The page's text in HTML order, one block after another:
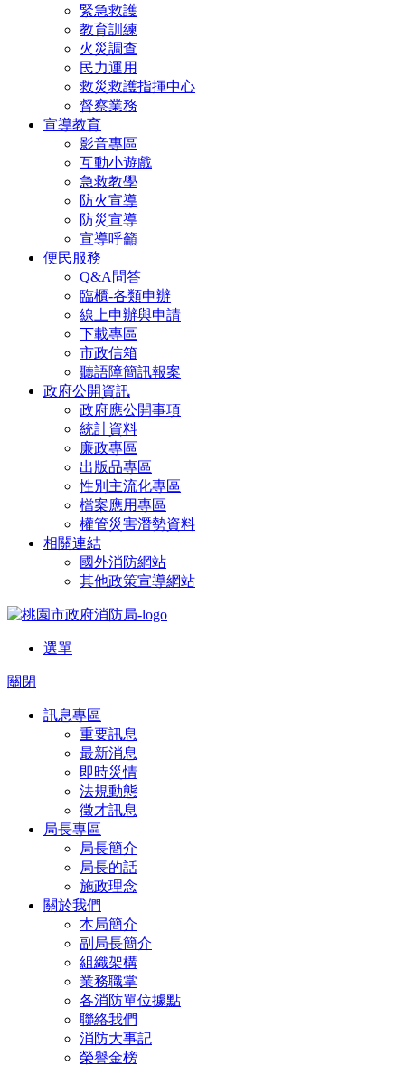
緊急救護
教育訓練
火災調查
民力運用
救災救護指揮中心
督察業務
宣導教育
影音專區
互動小遊戲
急救教學
防火宣導
防災宣導
宣導呼籲
便民服務
Q&A問答
臨櫃-各類申辦
線上申辦與申請
下載專區
市政信箱
聽語障簡訊報案
政府公開資訊
政府應公開事項
統計資料
廉政專區
出版品專區
性別主流化專區
檔案應用專區
權管災害潛勢資料
相關連結
國外消防網站
其他政策宣導網站
選單
關閉
訊息專區
重要訊息
最新消息
即時災情
法規動態
徵才訊息
局長專區
局長簡介
局長的話
施政理念
關於我們
本局簡介
副局長簡介
組織架構
業務職掌
各消防單位據點
聯絡我們
消防大事記
榮譽金榜